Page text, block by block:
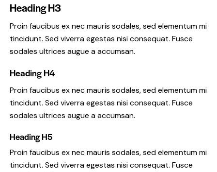
Heading H3
Proin faucibus ex nec mauris sodales, sed elementum mi
tincidunt. Sed viverra egestas nisi consequat. Fusce
sodales ultrices augue a accumsan.
Heading H4
Proin faucibus ex nec mauris sodales, sed elementum mi
tincidunt. Sed viverra egestas nisi consequat. Fusce
sodales ultrices augue a accumsan.
Heading H5
Proin faucibus ex nec mauris sodales, sed elementum mi
tincidunt. Sed viverra egestas nisi consequat. Fusce